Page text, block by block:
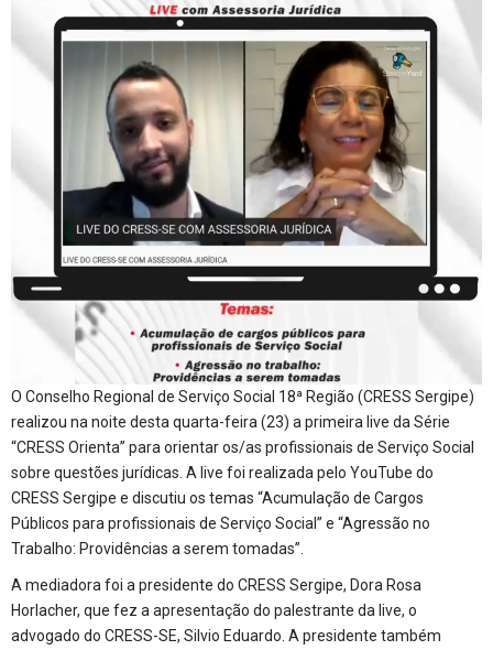
O Conselho Regional de Serviço Social 18ª Região (CRESS Sergipe)
realizou na noite desta quarta-feira (23) a primeira live da Série
“CRESS Orienta” para orientar os/as profissionais de Serviço Social
sobre questões jurídicas. A live foi realizada pelo YouTube do
CRESS Sergipe e discutiu os temas “Acumulação de Cargos
Públicos para profissionais de Serviço Social” e “Agressão no
Trabalho: Providências a serem tomadas”.
A mediadora foi a presidente do CRESS Sergipe, Dora Rosa
Horlacher, que fez a apresentação do palestrante da live, o
advogado do CRESS-SE, Silvio Eduardo. A presidente também